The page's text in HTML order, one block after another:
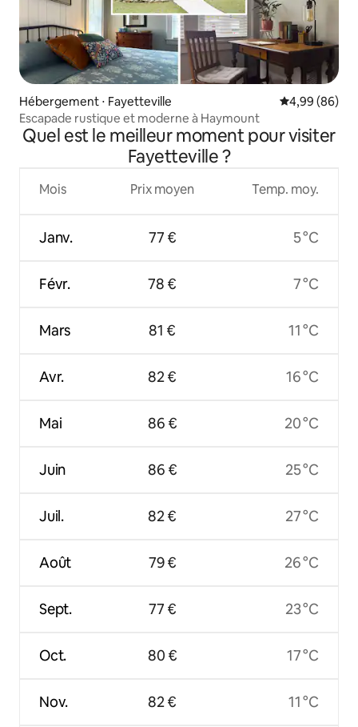
Hébergement ⋅ Fayetteville Évaluation
4,99 (86)
Escapade rustique et moderne à Haymount
Quel est le meilleur moment pour visiter
Fayetteville ?
Mois
Janv.
Févr.
Mars
Avr.
Mai
Juin
Juil.
Août
Sept.
Oct.
Nov.
Prix moyen
77 €
78 €
81 €
82 €
86 €
86 €
82 €
79 €
77 €
80 €
82 €
Temp. moy.
5 °C
7 °C
11 °C
16 °C
20 °C
25 °C
27 °C
26 °C
23 °C
17 °C
11 °C